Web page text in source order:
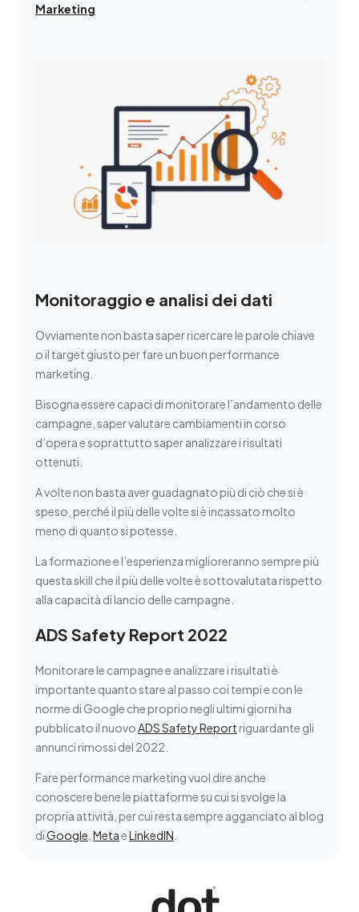
Marketing
Monitoraggio e analisi dei dati
Ovviamente non basta saper ricercare le parole chiave
o il target giusto per fare un buon performance
marketing.
Bisogna essere capaci di monitorare l’andamento delle
campagne, saper valutare cambiamenti in corso
d’opera e soprattutto saper analizzare i risultati
ottenuti.
A volte non basta aver guadagnato più di ciò che si è
speso, perché il più delle volte si è incassato molto
meno di quanto si potesse.
La formazione e l’esperienza miglioreranno sempre più
questa skill che il più delle volte è sottovalutata rispetto
alla capacità di lancio delle campagne.
ADS Safety Report 2022
Monitorare le campagne e analizzare i risultati è
importante quanto stare al passo coi tempi e con le
norme di Google che proprio negli ultimi giorni ha
pubblicato il nuovoADS Safety Report riguardante gli
annunci rimossi del 2022.
Fare performance marketing vuol dire anche
conoscere bene le piattaforme su cui si svolge la
propria attività, per cui resta sempre agganciato al blog
diGoogle MetaeLinkedIN